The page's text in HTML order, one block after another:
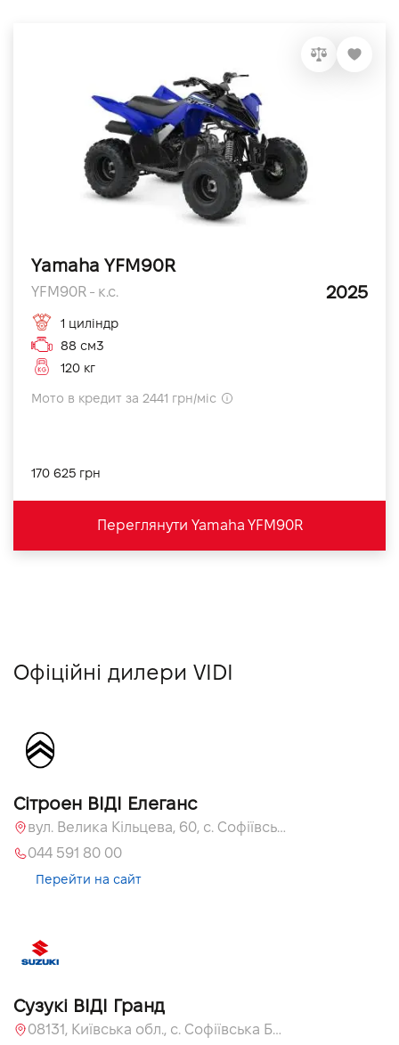
Yamaha YFM90R
YFM90R - к.с. 2025
1 циліндр
88 см3
120 кг
Мото в кредит за 2441 грн/міс
170 625 грн
Переглянути Yamaha YFM90R
Офіційні дилери VIDI
Сітроен ВІДІ Елеганс
вул. Велика Кільцева, 60, с. Софіївська Борщагівка, Київська обл., 08131
044 591 80 00
Перейти на сайт
Сузукі ВІДІ Гранд
08131, Київська обл., с. Софіївська Борщагівка, вул. Велика Кільцева, 60